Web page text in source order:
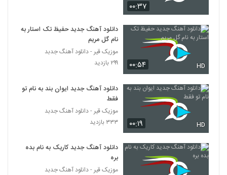
۰۰:۳۷
۰۰:۵۴ HD
دانلود آهنگ جدید حفیظ تک استار به
نام گل مریم
موزیک قیر - دانلود آهنگ جدبد
۲۹۹ بازدید
۰۰:۱۹ HD
دانلود آهنگ جدید ایوان بند به نام تو
فقط
موزیک قیر - دانلود آهنگ جدبد
۳۳۳ بازدید
دانلود آهنگ جدید کاریک به نام بده
بره
موزیک قیر - دانلود آهنگ جدبد